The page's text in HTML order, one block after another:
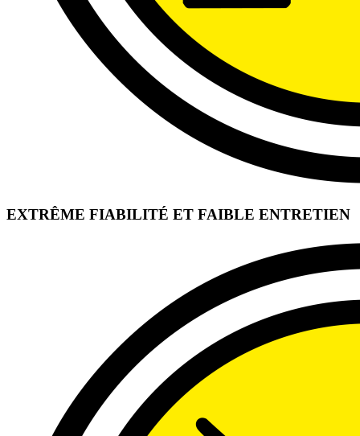
EXTRÊME FIABILITÉ ET FAIBLE ENTRETIEN